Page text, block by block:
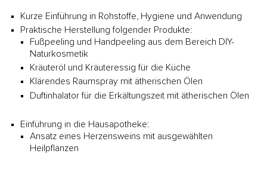
Kurze Einführung in Rohstoffe, Hygiene und Anwendung
Praktische Herstellung folgender Produkte:
Fußpeeling und Handpeeling aus dem Bereich DIY-
Naturkosmetik
Kräuteröl und Kräuteressig für die Küche
Klärendes Raumspray mit ätherischen Ölen
Duftinhalator für die Erkältungszeit mit ätherischen Ölen
Einführung in die Hausapotheke:
Ansatz eines Herzensweins mit ausgewählten
Heilpflanzen